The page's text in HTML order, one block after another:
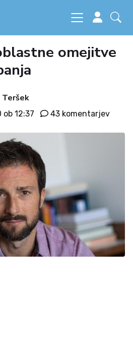
omejitve
Teršek
ob 12:37 43 komentarjev